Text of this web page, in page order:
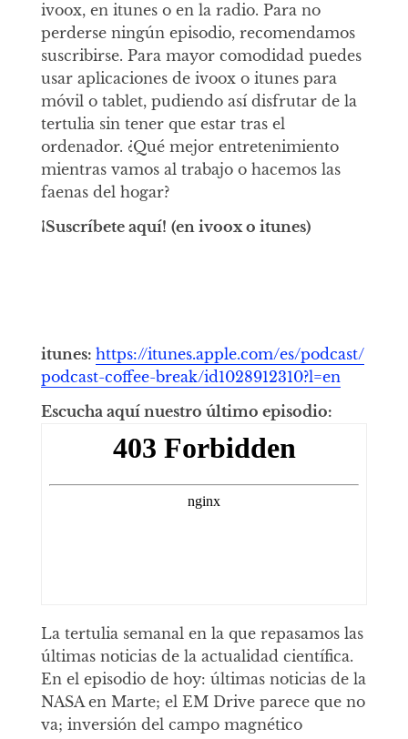
ivoox, en itunes o en la radio. Para no
perderse ningún episodio, recomendamos
suscribirse. Para mayor comodidad puedes
usar aplicaciones de ivoox o itunes para
móvil o tablet, pudiendo así disfrutar de la
tertulia sin tener que estar tras el
ordenador. ¿Qué mejor entretenimiento
mientras vamos al trabajo o hacemos las
faenas del hogar?
¡Suscríbete aquí! (en ivoox o itunes)
itunes: https://itunes.apple.com/es/podcast/
podcast-coffee-break/id1028912310?l=en
Escucha aquí nuestro último episodio:
La tertulia semanal en la que repasamos las
últimas noticias de la actualidad científica.
En el episodio de hoy: últimas noticias de la
NASA en Marte; el EM Drive parece que no
va; inversión del campo magnético